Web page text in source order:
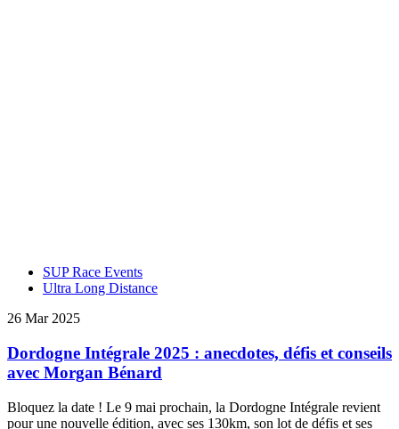
SUP Race Events
Ultra Long Distance
26 Mar 2025
Dordogne Intégrale 2025 : anecdotes, défis et conseils
avec Morgan Bénard
Bloquez la date ! Le 9 mai prochain, la Dordogne Intégrale revient
pour une nouvelle édition, avec ses 130km, son lot de défis et ses